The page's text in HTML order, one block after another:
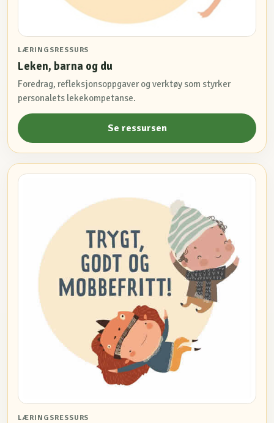
LÆRINGSRESSURS
Leken, barna og du
Foredrag, refleksjonsoppgaver og verktøy som styrker
personalets lekekompetanse.
Se ressursen
LÆRINGSRESSURS